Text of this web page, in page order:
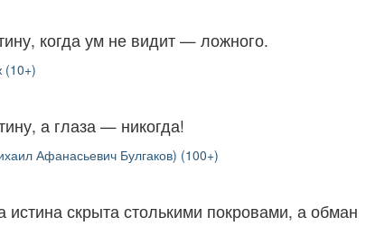
когда ум не видит — ложного.
(10+)
а глаза — никогда!
Афанасьевич Булгаков) (100+)
скрыта столькими покровами, а обман